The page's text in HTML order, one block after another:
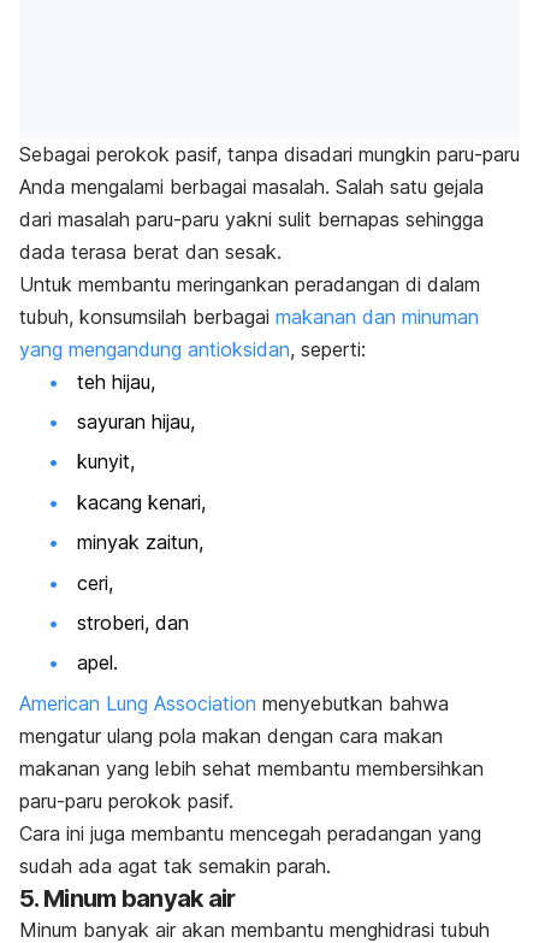
Sebagai perokok pasif, tanpa disadari mungkin paru-paru
Anda mengalami berbagai masalah. Salah satu gejala
dari masalah paru-paru yakni sulit bernapas sehingga
dada terasa berat dan sesak.
Untuk membantu meringankan peradangan di dalam
tubuh, konsumsilah berbagai makanan dan minuman
yang mengandung antioksidan, seperti:
teh hijau,
sayuran hijau,
kunyit,
kacang kenari,
minyak zaitun,
ceri,
stroberi, dan
apel.
American Lung Association menyebutkan bahwa
mengatur ulang pola makan dengan cara makan
makanan yang lebih sehat membantu membersihkan
paru-paru perokok pasif.
Cara ini juga membantu mencegah peradangan yang
sudah ada agat tak semakin parah.
5. Minum banyak air
Minum banyak air akan membantu menghidrasi tubuh